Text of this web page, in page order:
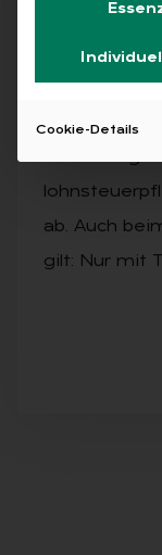
AUSGABE 4/
ab. Auch
gilt: Nur mit
Cookie-Details